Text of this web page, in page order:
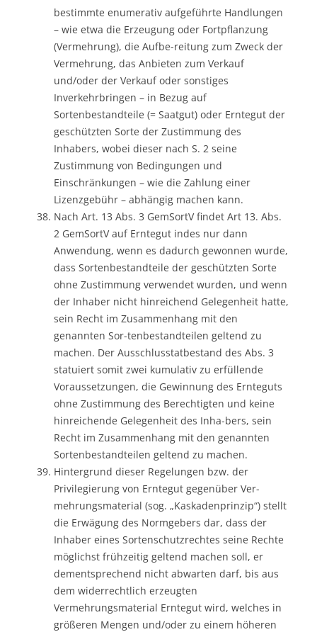
bestimmte enumerativ aufgeführte Handlungen
– wie etwa die Erzeugung oder Fortpflanzung
(Vermehrung), die Aufbe-reitung zum Zweck der
Vermehrung, das Anbieten zum Verkauf
und/oder der Verkauf oder sonstiges
Inverkehrbringen – in Bezug auf
Sortenbestandteile (= Saatgut) oder Erntegut der
geschützten Sorte der Zustimmung des
Inhabers, wobei dieser nach S. 2 seine
Zustimmung von Bedingungen und
Einschränkungen – wie die Zahlung einer
Lizenzgebühr – abhängig machen kann.
Nach Art. 13 Abs. 3 GemSortV findet Art 13. Abs.
2 GemSortV auf Erntegut indes nur dann
Anwendung, wenn es dadurch gewonnen wurde,
dass Sortenbestandteile der geschützten Sorte
ohne Zustimmung verwendet wurden, und wenn
der Inhaber nicht hinreichend Gelegenheit hatte,
sein Recht im Zusammenhang mit den
genannten Sor-tenbestandteilen geltend zu
machen. Der Ausschlusstatbestand des Abs. 3
statuiert somit zwei kumulativ zu erfüllende
Voraussetzungen, die Gewinnung des Ernteguts
ohne Zustimmung des Berechtigten und keine
hinreichende Gelegenheit des Inha-bers, sein
Recht im Zusammenhang mit den genannten
Sortenbestandteilen geltend zu machen.
Hintergrund dieser Regelungen bzw. der
Privilegierung von Erntegut gegenüber Ver-
mehrungsmaterial (sog. „Kaskadenprinzip“) stellt
die Erwägung des Normgebers dar, dass der
Inhaber eines Sortenschutzrechtes seine Rechte
möglichst frühzeitig geltend machen soll, er
dementsprechend nicht abwarten darf, bis aus
dem widerrechtlich erzeugten
Vermehrungsmaterial Erntegut wird, welches in
größeren Mengen und/oder zu einem höheren